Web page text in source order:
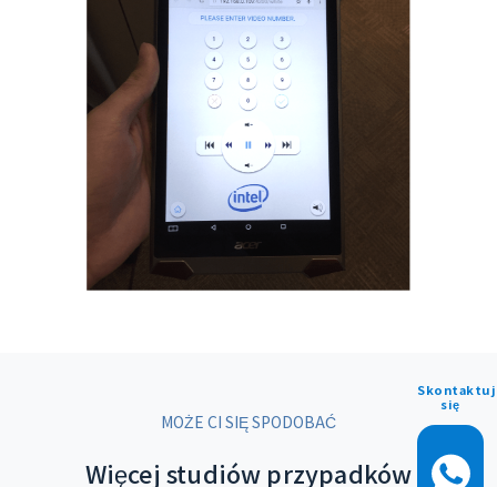
MOŻE CI SIĘ SPODOBAĆ
Więcej studiów przypadków
Skontaktuj
się